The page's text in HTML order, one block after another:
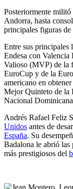
Posteriormente
Andorra, hasta
principales figuras
Entre sus principales
Endesa con Valencia
Valioso (MVP) de la
EuroCup y de la
americano en
Mejor Quinteto de la
Nacional
Andrés Rafael Feliz
Unidos antes de
España. Su
Badalona le abrió las
más prestigiosos del